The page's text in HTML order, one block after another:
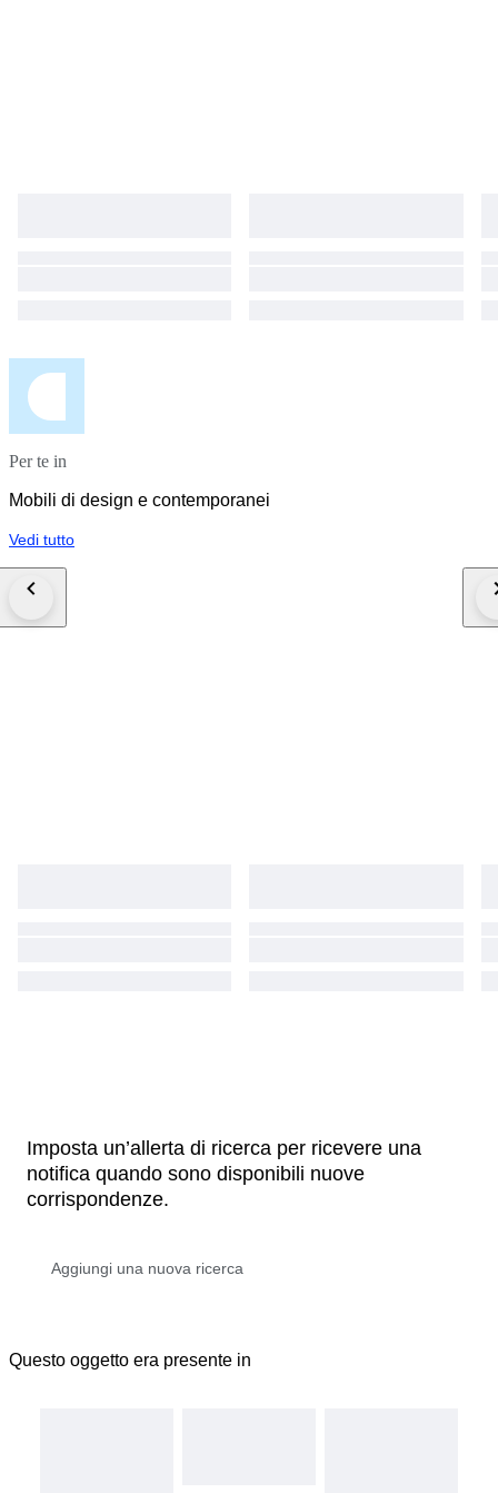
Per te in
Mobili di design e contemporanei
Vedi tutto
Imposta un’allerta di ricerca per ricevere una
notifica quando sono disponibili nuove
corrispondenze.
Questo oggetto era presente in